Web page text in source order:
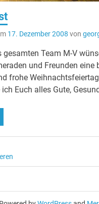
17. Dezember 2008 von
gesamten Team M-V
und Freunden eine
frohe
Euch alles Gute,